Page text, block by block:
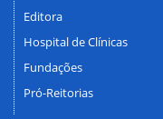
Editora
Hospital de Clínicas
Fundações
Pró-Reitorias